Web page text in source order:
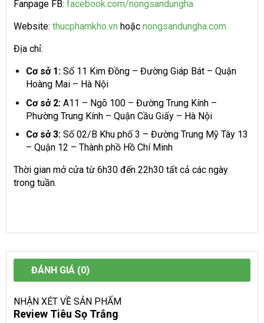
Fanpage FB: facebook.com/nongsandungha
Website: thucphamkho.vn hoặc nongsandungha.com
Địa chỉ:
Cơ sở 1:Số 11 Kim Đồng – Đường Giáp Bát – Quận
Hoàng Mai – Hà Nội
Cơ sở 2:A11 – Ngõ 100 – Đường Trung Kính –
Phường Trung Kính – Quận Cầu Giấy – Hà Nội
Cơ sở 3:Số 02/B Khu phố 3 – Đường Trung Mỹ Tây 13
– Quận 12 – Thành phồ Hồ Chí Minh
Thời gian mở cửa từ 6h30 đến 22h30 tất cả các ngày
trong tuần.
ĐÁNH GIÁ (0)
NHẬN XÉT VỀ SẢN PHẨM
Review Tiêu Sọ Trắng